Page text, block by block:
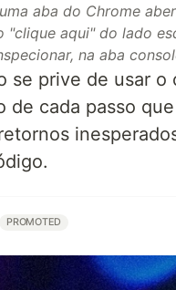
aba do Chrome
"clique aqui" do lado
na aba
se prive de usar
de cada passo
PROMOTED